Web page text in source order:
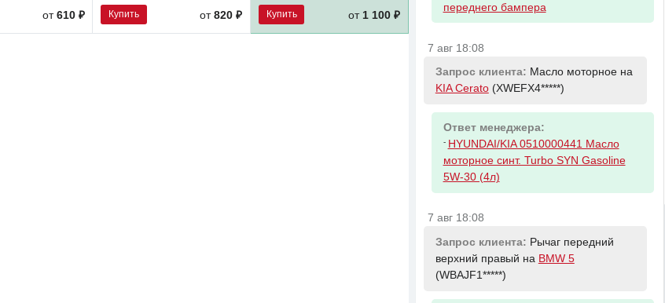
от 610 ₽ Купить от820 ₽ Купить от 1 100 ₽
переднего бампера
7 авг 18:08
Запрос клиента: Масло моторное на
KIA Cerato(XWEFX4*****)
Ответ менеджера:
- HYUNDAI/KIA 0510000441 Масло
моторное синт. Turbo SYN Gasoline
5W-30 (4л)
7 авг 18:08
Запрос клиента: Рычаг передний
верхний правый на BMW 5
(WBAJF1*****)